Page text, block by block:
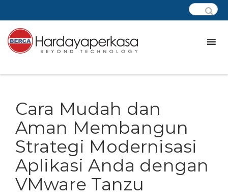
Cara Mudah dan
Aman Membangun
Strategi Modernisasi
Aplikasi Anda dengan
VMware Tanzu